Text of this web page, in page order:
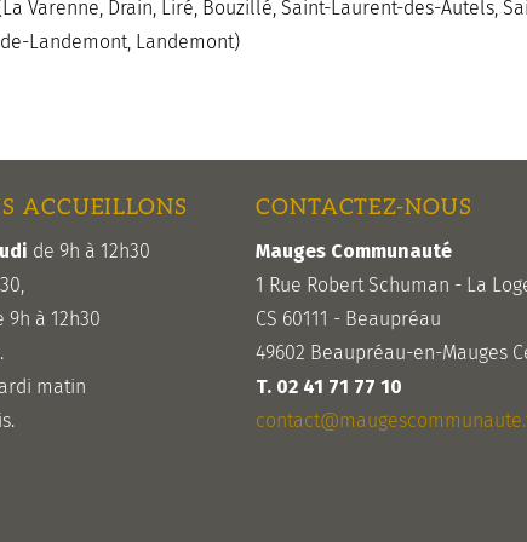
Varenne, Drain, Liré, Bouzillé, Saint-Laurent-des-Autels,
Landemont, Landemont)
ACCUEILLONS
de 9h à 12h30
9h à 12h30
matin
CONTACTEZ-NOUS
Mauges Communauté
1 Rue Robert Schuman - La
CS 60111 - Beaupréau
49602 Beaupréau-en-Mauges
T. 02 41 71 77 10